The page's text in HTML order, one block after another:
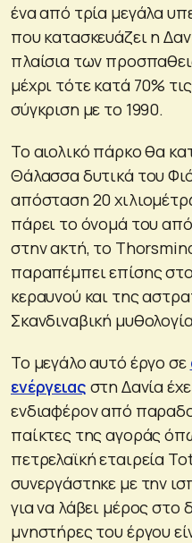
ένα από τρία μεγάλα
που κατασκευάζει η
πλαίσια των
μέχρι τότε κατά 70%
σύγκριση με το 1990.
Το αιολικό πάρκο θα
Θάλασσα δυτικά του
απόσταση 20
πάρει το όνομά του
στην ακτή, το
παραπέμπει επίσης
κεραυνού και της
Σκανδιναβική
Το μεγάλο αυτό έργο σε
ενέργειας στη Δανία
ενδιαφέρον από
παίκτες της αγοράς
πετρελαϊκή εταιρεία
συνεργάστηκε με την
για να λάβει μέρος στο
μνηστήρες του έργου